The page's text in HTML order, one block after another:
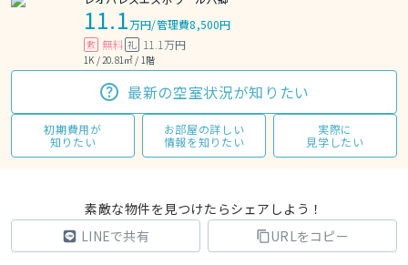
11.1万円/管理費8,500円
敷 無料 礼 11.1万円
1K / 20.81㎡ / 1階
最新の空室状況が知りたい
初期費用が
知りたい
お部屋の詳しい
情報を知りたい
実際に
見学したい
素敵な物件を見つけたらシェアしよう！
LINEで共有
URLをコピー